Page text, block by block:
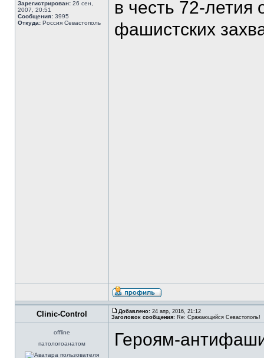
Зарегистрирован: 26 сен,
2007, 20:51
Сообщения: 3995
Откуда: Россия Севастополь
в честь 72-
фашистских
Clinic-Control Добавлено: 24 апр, 2016, 21:12
Заголовок сообщения: Re: Сражающийся Севастополь!
offline
патологоанатом
Героям-